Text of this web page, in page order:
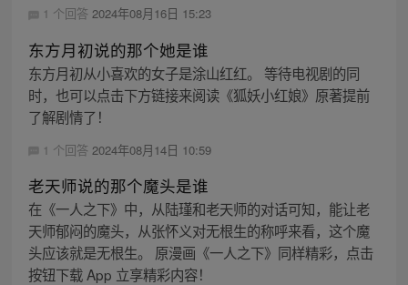
1 个回答 2024年08月16日 15:23
东方月初说的那个她是谁
东方月初从小喜欢的女子是涂山红红。 等待电视剧的同
时，也可以点击下方链接来阅读《狐妖小红娘》原著提前
了解剧情了！
1 个回答 2024年08月14日 10:59
老天师说的那个魔头是谁
在《一人之下》中，从陆瑾和老天师的对话可知，能让老
天师郁闷的魔头，从张怀义对无根生的称呼来看，这个魔
头应该就是无根生。 原漫画《一人之下》同样精彩，点击
按钮下载 App 立享精彩内容！